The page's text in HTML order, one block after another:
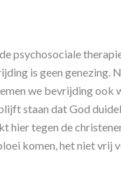
psychosociale
is geen genezing.
we bevrijding ook
staan dat God
hier tegen de
komen, het niet vrij